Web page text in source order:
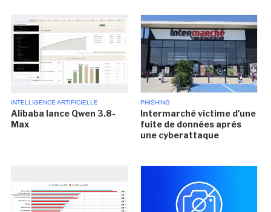
INTELLIGENCE ARTIFICIELLE
Alibaba lance Qwen 3.8-
Max
PHISHING
Intermarché victime d'une
fuite de données après
une cyberattaque